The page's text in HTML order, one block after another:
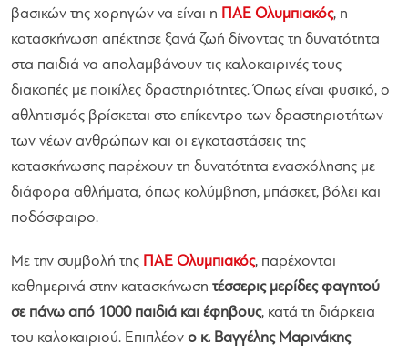
βασικών της χορηγών να είναι η ΠΑΕ Ολυμπιακός, η
κατασκήνωση απέκτησε ξανά ζωή δίνοντας τη δυνατότητα
στα παιδιά να απολαμβάνουν τις καλοκαιρινές τους
διακοπές με ποικίλες δραστηριότητες. Όπως είναι φυσικό, ο
αθλητισμός βρίσκεται στο επίκεντρο των δραστηριοτήτων
των νέων ανθρώπων και οι εγκαταστάσεις της
κατασκήνωσης παρέχουν τη δυνατότητα ενασχόλησης με
διάφορα αθλήματα, όπως κολύμβηση, μπάσκετ, βόλεϊ και
ποδόσφαιρο.
Με την συμβολή της ΠΑΕ Ολυμπιακός, παρέχονται
καθημερινά στην κατασκήνωση τέσσερις μερίδες φαγητού
σε πάνω από 1000 παιδιά και έφηβους, κατά τη διάρκεια
του καλοκαιριού. Επιπλέον ο κ. Βαγγέλης Μαρινάκης